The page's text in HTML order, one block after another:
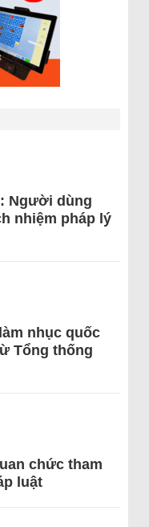
Người dùng
nhiệm pháp lý
nhục quốc
Tổng thống
chức tham
luật